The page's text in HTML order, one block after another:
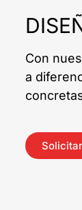
Con
a
Solicitar